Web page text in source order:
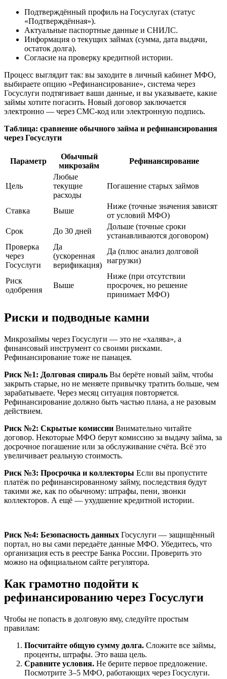
Подтверждённый профиль на Госуслугах (статус
«Подтверждённая»).
Актуальные паспортные данные и СНИЛС.
Информация о текущих займах (сумма, дата выдачи,
остаток долга).
Согласие на проверку кредитной истории.
Процесс выглядит так: вы заходите в личный кабинет МФО,
выбираете опцию «Рефинансирование», система через
Госуслуги подтягивает ваши данные, и вы указываете, какие
займы хотите погасить. Новый договор заключается
электронно — через СМС-код или электронную подпись.
Таблица: сравнение обычного займа и рефинансирования
через Госуслуги
Параметр
Обычный
микрозайм
Рефинансирование
Цель
Любые
текущие
расходы
Погашение старых займов
Ставка Выше
Ниже (точные значения зависят
от условий МФО)
Срок
До 30 дней
Дольше (точные сроки
устанавливаются договором)
Проверка
через
Госуслуги
Да
(ускоренная
верификация)
Да (плюс анализ долговой
нагрузки)
Риск
одобрения
Выше
Ниже (при отсутствии
просрочек, но решение
принимает МФО)
Риски и подводные камни
Микрозаймы через Госуслуги — это не «халява», а
финансовый инструмент со своими рисками.
Рефинансирование тоже не панацея.
Риск №1: Долговая спираль Вы берёте новый займ, чтобы
закрыть старые, но не меняете привычку тратить больше, чем
зарабатываете. Через месяц ситуация повторяется.
Рефинансирование должно быть частью плана, а не разовым
действием.
Риск №2: Скрытые комиссии Внимательно читайте
договор. Некоторые МФО берут комиссию за выдачу займа, за
досрочное погашение или за обслуживание счёта. Всё это
увеличивает реальную стоимость.
Риск №3: Просрочка и коллекторы Если вы пропустите
платёж по рефинансированному займу, последствия будут
такими же, как по обычному: штрафы, пени, звонки
коллекторов. А ещё — ухудшение кредитной истории.
Риск №4: Безопасность данных Госуслуги — защищённый
портал, но вы сами передаёте данные МФО. Убедитесь, что
организация есть в реестре Банка России. Проверить это
можно на официальном сайте регулятора.
Как грамотно подойти к
рефинансированию через Госуслуги
Чтобы не попасть в долговую яму, следуйте простым
правилам:
Посчитайте общую сумму долга. Сложите все займы,
проценты, штрафы. Это ваша цель.
Сравните условия. Не берите первое предложение.
Посмотрите 3–5 МФО, работающих через Госуслуги.